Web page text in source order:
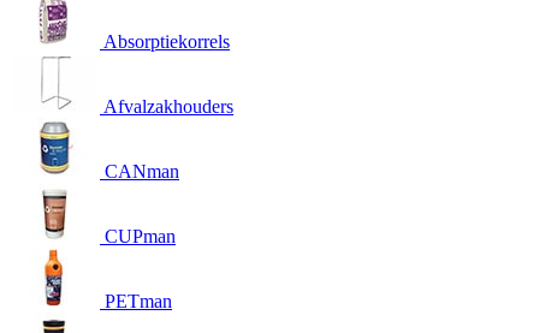
Absorptiekorrels
Afvalzakhouders
CANman
CUPman
PETman